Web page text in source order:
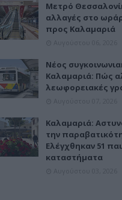
Μετρό
αλλαγές στο
προς Καλαμαριά
Νέος
Καλαμαριά: Πώς
λεωφορειακές
Καλαμαριά:
την
Ελέγχθηκαν 51
καταστήματα